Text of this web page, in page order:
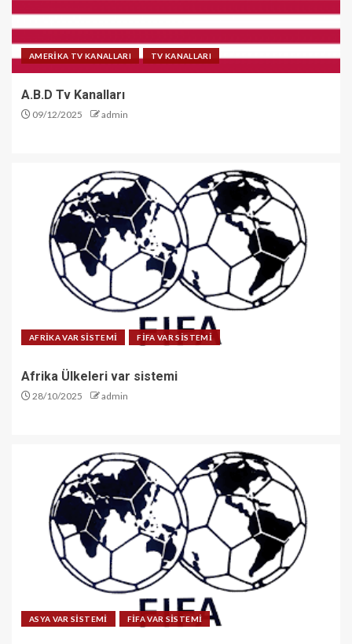
AMERİKA TV KANALLARI TV KANALLARI
A.B.D Tv Kanalları
09/12/2025 admin
AFRİKA VAR SİSTEMİ FİFA VAR SİSTEMİ
Afrika Ülkeleri var sistemi
28/10/2025 admin
ASYA VAR SİSTEMİ FİFA VAR SİSTEMİ